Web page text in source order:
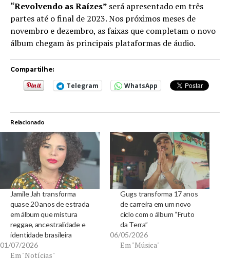
“Revolvendo as Raízes” será apresentado em três
partes até o final de 2023. Nos próximos meses de
novembro e dezembro, as faixas que completam o novo
álbum chegam às principais plataformas de áudio.
Compartilhe:
Telegram WhatsApp
Relacionado
Jamile Jah transforma
quase 20 anos de estrada
em álbum que mistura
reggae, ancestralidade e
identidade brasileira
01/07/2026
Em "Notícias"
Gugs transforma 17 anos
de carreira em um novo
ciclo com o álbum “Fruto
da Terra”
06/05/2026
Em "Música"